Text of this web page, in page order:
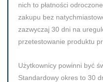
nich to płatności
zakupu bez
zazwyczaj 30 dni na
przetestowanie produktu
Użytkownicy powinni być
Standardowy okres to 30